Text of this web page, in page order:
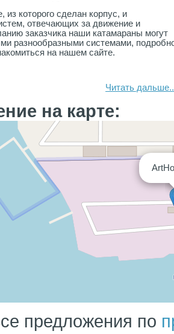
из которого сделан корпус, и
отвечающих за движение и
заказчика наши катамараны могут
разнообразными системами,
на нашем сайте.
Читать
на карте:
предложения по